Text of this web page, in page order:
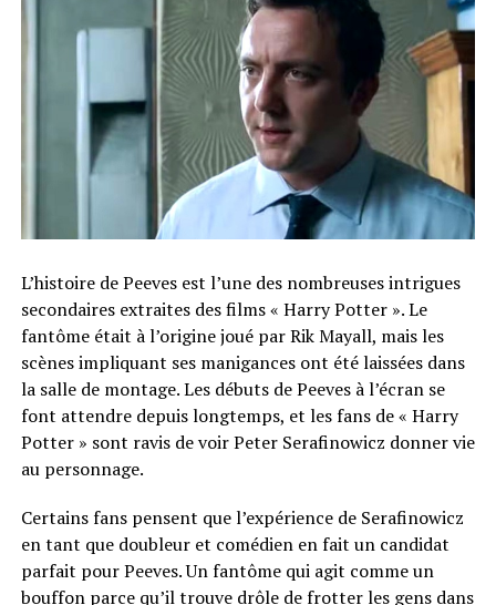
L’histoire de Peeves est l’une des nombreuses intrigues
secondaires extraites des films « Harry Potter ». Le
fantôme était à l’origine joué par Rik Mayall, mais les
scènes impliquant ses manigances ont été laissées dans
la salle de montage. Les débuts de Peeves à l’écran se
font attendre depuis longtemps, et les fans de « Harry
Potter » sont ravis de voir Peter Serafinowicz donner vie
au personnage.
Certains fans pensent que l’expérience de Serafinowicz
en tant que doubleur et comédien en fait un candidat
parfait pour Peeves. Un fantôme qui agit comme un
bouffon parce qu’il trouve drôle de frotter les gens dans